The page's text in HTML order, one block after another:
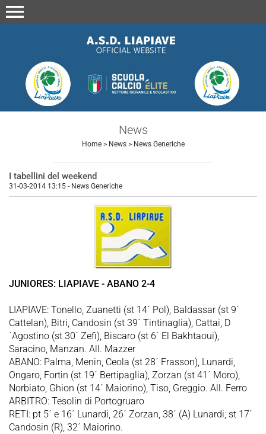
menu
News
Home> News> News Generiche
I tabellini del weekend
31-03-2014 13:15 - News Generiche
JUNIORES: LIAPIAVE - ABANO 2-4
LIAPIAVE: Tonello, Zuanetti (st 14´ Pol), Baldassar (st 9´
Cattelan), Bitri, Candosin (st 39´ Tintinaglia), Cattai, D
´Agostino (st 30´ Zefi), Biscaro (st 6´ El Bakhtaoui),
Saracino, Manzan. All. Mazzer
ABANO: Palma, Menin, Ceola (st 28´ Frasson), Lunardi,
Ongaro, Fortin (st 19´ Bertipaglia), Zorzan (st 41´ Moro),
Norbiato, Ghion (st 14´ Maiorino), Tiso, Greggio. All. Ferro
ARBITRO: Tesolin di Portogruaro
RETI: pt 5´ e 16´ Lunardi, 26´ Zorzan, 38´ (A) Lunardi; st 17´
Candosin (R), 32´ Maiorino.